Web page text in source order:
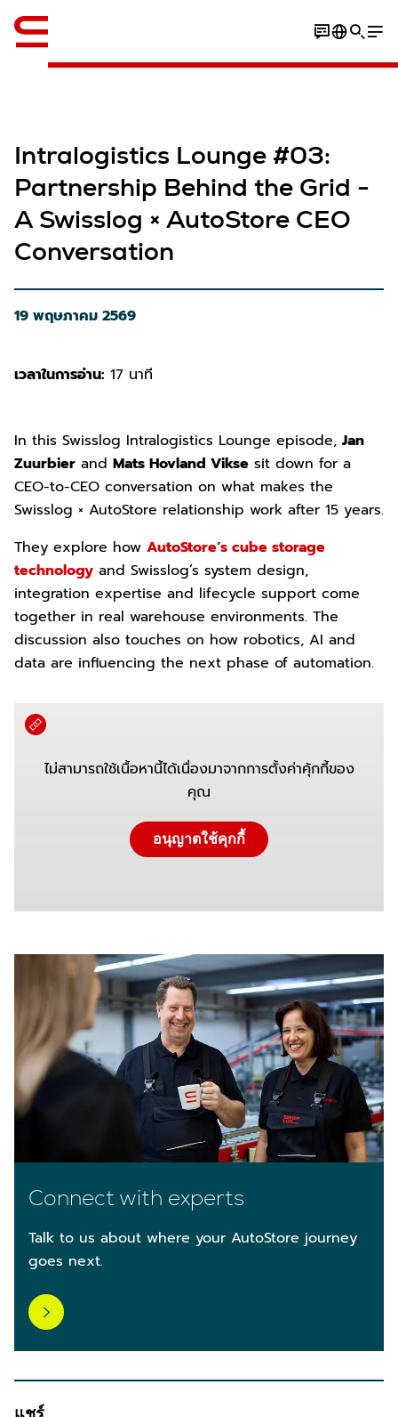
Intralogistics Lounge #03:
Partnership Behind the Grid -
A Swisslog × AutoStore CEO
Conversation​
19 พฤษภาคม 2569
เวลาในการอ่าน: 17 นาที
In this Swisslog Intralogistics Lounge episode, Jan
Zuurbier and Mats Hovland Vikse sit down for a
CEO-to-CEO conversation on what makes the
Swisslog × AutoStore relationship work after 15 years.
They explore how AutoStore’s cube storage
technology and Swisslog’s system design,
integration expertise and lifecycle support come
together in real warehouse environments. The
discussion also touches on how robotics, AI and
data are influencing the next phase of automation.
ไม่สามารถใช้เนื้อหานี้ได้เนื่องมาจากการตั้งค่าคุ้กกี้ของ
คุณ
อนุญาตใช้คุกกี้
Connect with experts
Talk to us about where your AutoStore journey
goes next.
แชร์